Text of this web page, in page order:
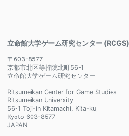
立命館大学ゲーム研究センター (RCGS)
〒603-8577
京都市北区等持院北町56-1
立命館大学ゲーム研究センター
Ritsumeikan Center for Game Studies
Ritsumeikan University
56-1 Toji-in Kitamachi, Kita-ku,
Kyoto 603-8577
JAPAN